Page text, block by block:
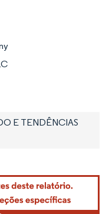
E TENDÊNCIAS